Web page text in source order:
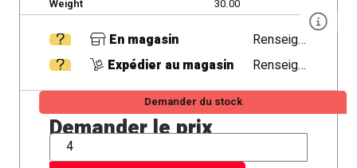
Weight
30.00
En magasin
Renseigner
Expédier au magasin
Renseigner
Demander du stock
Demander le prix
QTÉ